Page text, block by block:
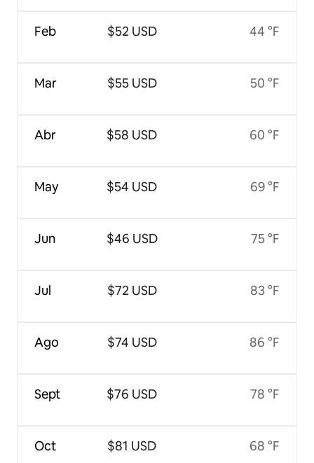
Feb
Mar
Abr
May
Jun
Jul
Ago
Sept
Oct
$52 USD
$55 USD
$58 USD
$54 USD
$46 USD
$72 USD
$74 USD
$76 USD
$81 USD
44 °F
50 °F
60 °F
69 °F
75 °F
83 °F
86 °F
78 °F
68 °F